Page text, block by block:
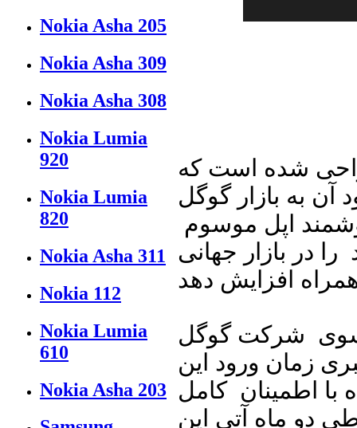
Nokia Asha 205
Nokia Asha 309
Nokia Asha 308
Nokia Lumia
920
Nokia Lumia
820
Nokia Asha 311
Nokia 112
Nokia Lumia
610
Nokia Asha 203
شده است که
آن به بازار گوگل
اپل موسوم
را در بازار جهانی
سوی شرکت گوگل
زمان ورود این
با اطمینان کامل
دو ماه آتی این